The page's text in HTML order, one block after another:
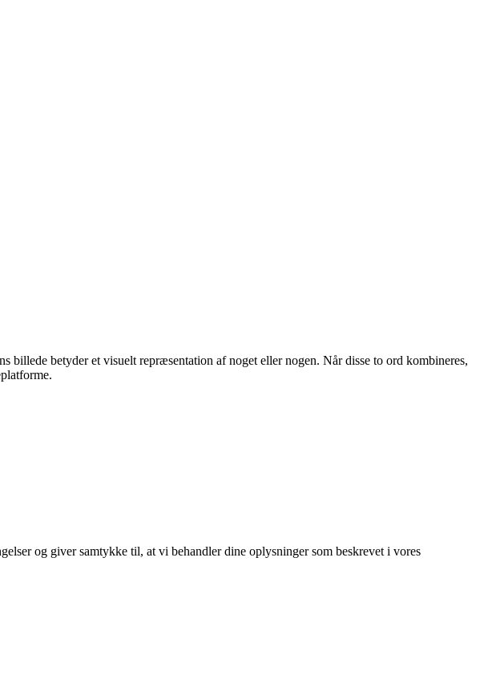
betyder et visuelt repræsentation af noget eller nogen. Når disse to ord kombineres,
og giver samtykke til, at vi behandler dine oplysninger som beskrevet i vores